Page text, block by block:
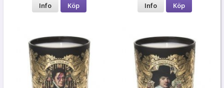
Info Köp Info Köp